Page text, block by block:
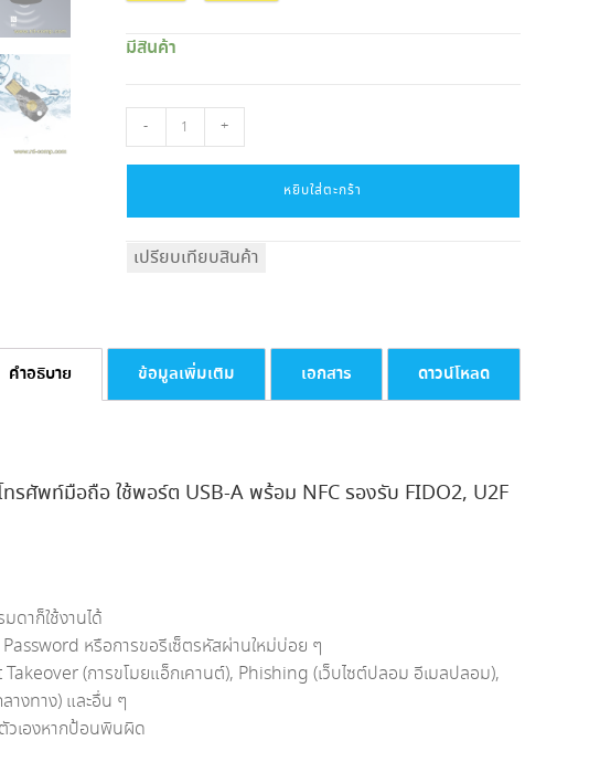
มีสินค้า
กุญแจ
ความ
รุ่น
FIDO-
ชิ้น
- +
หยิบใส่ตะกร้า
เปรียบเทียบสินค้า
คำอธิบาย ข้อมูลเพิ่มเติม เอกสาร ดาวน์โหลด
รศัพท์มือถือ ใช้พอร์ต USB-A พร้อม NFC รองรับ FIDO2, U2F
ดาก็ใช้งานได้
หรือการขอรีเซ็ตรหัสผ่านใหม่บ่อย ๆ
(การขโมยแอ็กเคานต์), Phishing (เว็บไซต์ปลอม อีเมลปลอม),
งทาง) และอื่น ๆ
วเองหากป้อนพินผิด